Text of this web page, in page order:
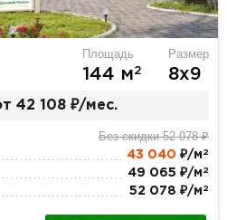
Площадь
144 м2
Размер
8х9
42 108 ₽/мес.
Без скидки 52 078 ₽
43 040 ₽/м 2
49 065 ₽/м 2
52 078 ₽/м 2